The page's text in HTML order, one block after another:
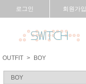
로그인 회원가입
OUTFIT BOY